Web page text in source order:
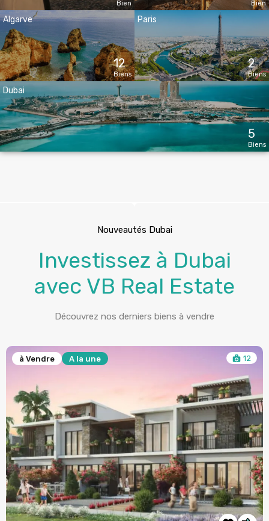
Bien Bien
Algarve
12
Biens
Paris
2
Biens
Dubai
5
Biens
Nouveautés Dubai
Investissez à Dubai
avec VB Real Estate
Découvrez nos derniers biens à vendre
à Vendre 6
Projet Ocean House by Ellington Properties
Palm Jumeirah, Doubaï, Émirats arabes unis
Appartement
à partir de €2,120,892 2/3
Ajout :11 janvier 2023